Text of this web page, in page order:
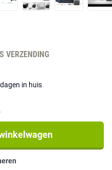
VERZENDING
in huis